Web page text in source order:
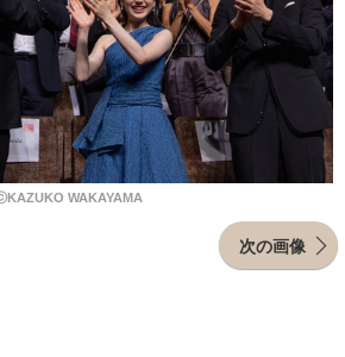
WAKAYAMA
次の画像